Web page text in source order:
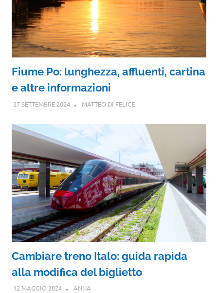
Fiume Po: lunghezza, affluenti, cartina
e altre informazioni
27 SETTEMBRE 2024 MATTEO DI FELICE
Cambiare treno Italo: guida rapida
alla modifica del biglietto
12 MAGGIO 2024 ANNA